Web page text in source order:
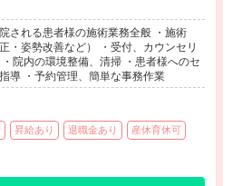
される患者様の施術業務全般 ・施術
正・姿勢改善など） ・受付、カウンセリ
院内の環境整備、清掃 ・患者様へのセ
導 ・予約管理、簡単な事務作業
昇給あり 退職金あり 産休育休可